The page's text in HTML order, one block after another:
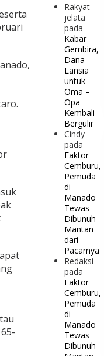
Rakyat
jelata
pada
Kabar
Gembira,
Dana
Lansia
untuk
Oma –
Opa
Kembali
Bergulir
Cindy
pada
Faktor
Cemburu,
Pemuda
di
Manado
Tewas
Dibunuh
Mantan
dari
Pacarnya
Redaksi
pada
Faktor
Cemburu,
Pemuda
di
Manado
Tewas
Dibunuh